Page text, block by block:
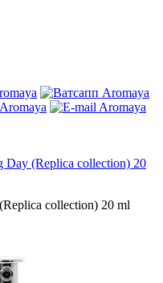
Day (Replica collection) 20
collection) 20 ml